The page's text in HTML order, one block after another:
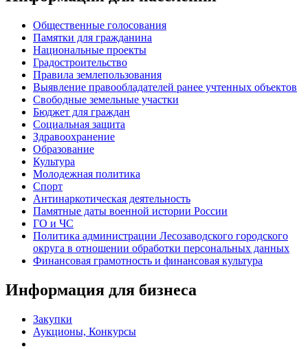
Общественные голосования
Памятки для гражданина
Национальные проекты
Градостроительство
Правила землепользования
Выявление правообладателей ранее учтенных объектов
Свободные земельные участки
Бюджет для граждан
Социальная защита
Здравоохранение
Образование
Культура
Молодежная политика
Спорт
Антинаркотическая деятельность
Памятные даты военной истории России
ГО и ЧС
Политика администрации Лесозаводского городского
округа в отношении обработки персональных данных
Финансовая грамотность и финансовая культура
Информация для бизнеса
Закупки
Аукционы, Конкурсы